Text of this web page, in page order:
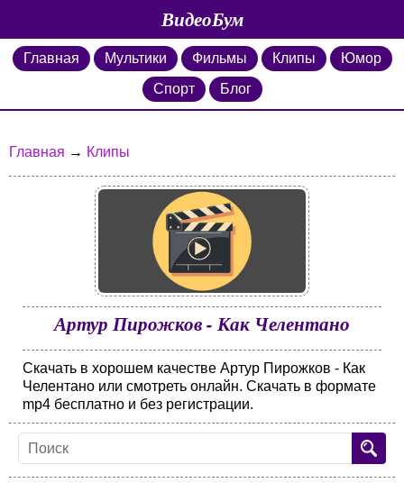
ВидеоБум
Главная Мультики Фильмы Клипы
Юмор
Спорт
Блог
Главная → Клипы
Артур Пирожков - Как Челентано
Скачать в хорошем качестве Артур Пирожков - Как
Челентано или смотреть онлайн. Скачать в формате
mp4 бесплатно и без регистрации.